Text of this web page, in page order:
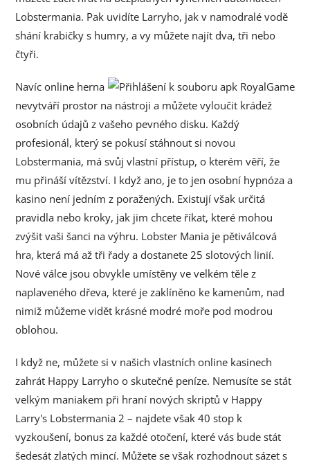
Lobstermania. Pak uvidíte Larryho, jak v namodralé vodě
shání krabičky s humry, a vy můžete najít dva, tři nebo
čtyři.
Navíc online herna
nevytváří prostor na nástroji a můžete vyloučit krádež
osobních údajů z vašeho pevného disku. Každý
profesionál, který se pokusí stáhnout si novou
Lobstermania, má svůj vlastní přístup, o kterém věří, že
mu přináší vítězství. I když ano, je to jen osobní hypnóza a
kasino není jedním z poražených. Existují však určitá
pravidla nebo kroky, jak jim chcete říkat, které mohou
zvýšit vaši šanci na výhru. Lobster Mania je pětiválcová
hra, která má až tři řady a dostanete 25 slotových linií.
Nové válce jsou obvykle umístěny ve velkém těle z
naplaveného dřeva, které je zaklíněno ke kamenům, nad
nimiž můžeme vidět krásné modré moře pod modrou
oblohou.
I když ne, můžete si v našich vlastních online kasinech
zahrát Happy Larryho o skutečné peníze. Nemusíte se stát
velkým maniakem při hraní nových skriptů v Happy
Larry's Lobstermania 2 – najdete však 40 stop k
vyzkoušení, bonus za každé otočení, které vás bude stát
šedesát zlatých mincí. Můžete se však rozhodnout sázet s